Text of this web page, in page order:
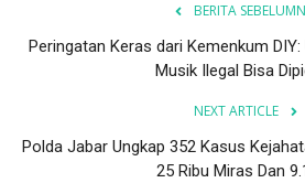
BERITA
Peringatan Keras dari Kemenkum
Musik Ilegal Bisa
NEXT ARTICLE
Polda Jabar Ungkap 352 Kasus
25 Ribu Miras Dan